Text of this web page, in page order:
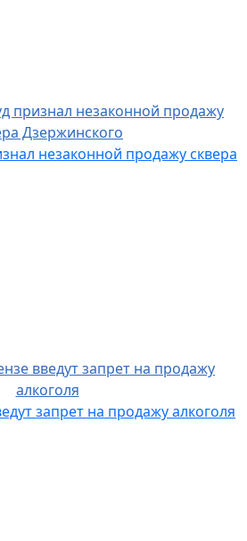
незаконной продажу сквера
запрет на продажу алкоголя